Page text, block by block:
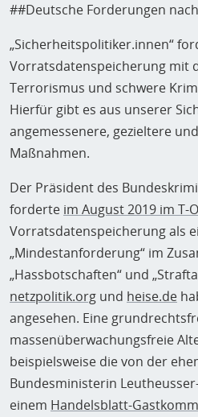
##Deutsche Forderungen
„Sicherheitspolitiker.innen“
Vorratsdatenspeicherung mit
Terrorismus und schwere
Hierfür gibt es aus unserer
angemessenere, gezieltere
Maßnahmen.
Der Präsident des
forderte im August 2019 im T-
Vorratsdatenspeicherung als
„Mindestanforderung“ im
„Hassbotschaften“ und
netzpolitik.org und heise.de
angesehen. Eine
massenüberwachungsfreie
beispielsweise die von der
Bundesministerin
einem Handelsblatt-